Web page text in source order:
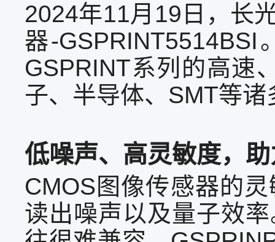
2024年11月19日，长
器-
GSPRINT系列的高速
子、半导体、SMT等
低噪声、高灵敏度，
CMOS图像传感器的
读出噪声以及量子效